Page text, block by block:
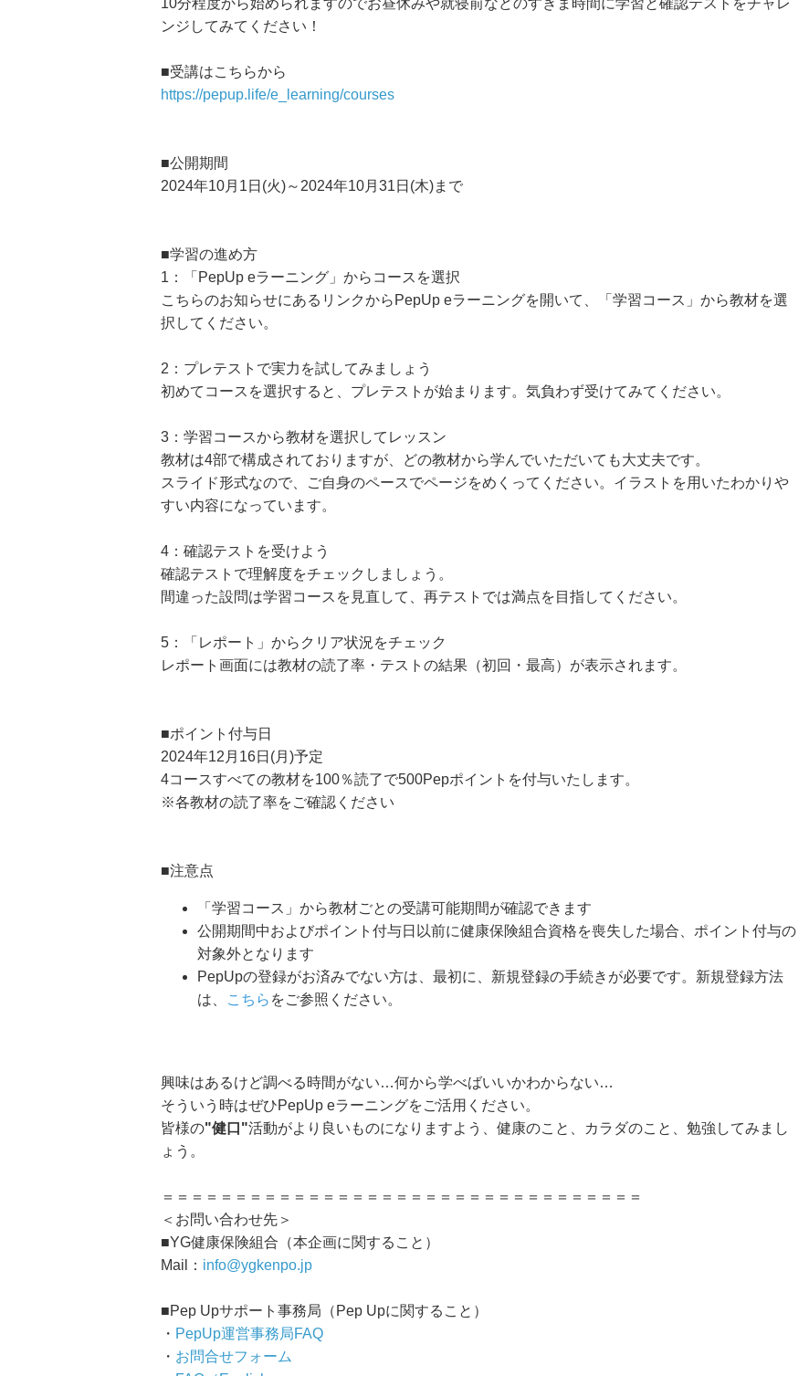
10分程度から始められますのでお昼休みや就寝前などのすきま時間に学習と確認テストをチャレ
ンジしてみてください！
■受講はこちらから
https://pepup.life/e_learning/courses
■公開期間
2024年10月1日(火)～2024年10月31日(木)まで
■学習の進め方
1：「PepUp eラーニング」からコースを選択
こちらのお知らせにあるリンクからPepUp eラーニングを開いて、「学習コース」から教材を選
択してください。
2：プレテストで実力を試してみましょう
初めてコースを選択すると、プレテストが始まります。気負わず受けてみてください。
3：学習コースから教材を選択してレッスン
教材は4部で構成されておりますが、どの教材から学んでいただいても大丈夫です。
スライド形式なので、ご自身のペースでページをめくってください。イラストを用いたわかりや
すい内容になっています。
4：確認テストを受けよう
確認テストで理解度をチェックしましょう。
間違った設問は学習コースを見直して、再テストでは満点を目指してください。
5：「レポート」からクリア状況をチェック
レポート画面には教材の読了率・テストの結果（初回・最高）が表示されます。
■ポイント付与日
2024年12月16日(月)予定
4コースすべての教材を100％読了で500Pepポイントを付与いたします。
※各教材の読了率をご確認ください
■注意点
「学習コース」から教材ごとの受講可能期間が確認できます
公開期間中およびポイント付与日以前に健康保険組合資格を喪失した場合、ポイント付与の
対象外となります
PepUpの登録がお済みでない方は、最初に、新規登録の手続きが必要です。新規登録方法
は、
こちら をご参照ください。
興味はあるけど調べる時間がない…何から学べばいいかわからない…
そういう時はぜひPepUp eラーニングをご活用ください。
皆様の"健口"活動がより良いものになりますよう、健康のこと、カラダのこと、勉強してみまし
ょう。
＝＝＝＝＝＝＝＝＝＝＝＝＝＝＝＝＝＝＝＝＝＝＝＝＝＝＝＝＝＝＝＝＝
＜お問い合わせ先＞
■YG健康保険組合（本企画に関すること）
Mail： info@ygkenpo.jp
■Pep Upサポート事務局（Pep Upに関すること）
・ PepUp運営事務局FAQ
・ お問合せフォーム